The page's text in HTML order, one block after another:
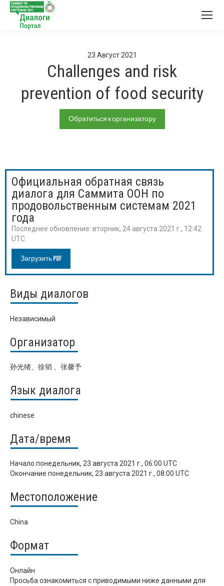
23 Август 2021
Challenges and risk
prevention of food security
Обратиться к организатору
Официальная обратная связь
диалога для Саммита ООН по
продовольственным системам 2021
года
Последнее обновление: вторник, 24 августа 2021 г., 12:42
UTC
Загрузить PDF
Виды диалогов
Независимый
Организатор
孙光绪、徐韬 、张馨予
Язык диалога
chinese
Дата/время
Начало понедельник, 23 августа 2021 г., 06:00 UTC
Окончание понедельник, 23 августа 2021 г., 08:00 UTC
Местоположение
China
Формат
Онлайн
Просьба ознакомиться с приводимыми ниже данными для